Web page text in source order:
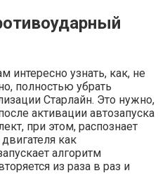
узнать, как, не
полностью убрать
Старлайн. Это нужно,
активации автозапуска
при этом, распознает
как
алгоритм
из раза в раз и